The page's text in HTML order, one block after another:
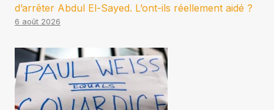
d’arrêter Abdul El-Sayed. L’ont-ils réellement aidé ?
6 août 2026